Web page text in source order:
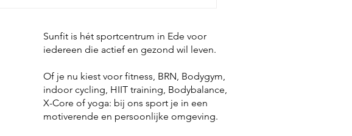
feestdagen
Sunfit is hét sportcentrum in Ede voor
iedereen die actief en gezond wil leven.
Of je nu kiest voor fitness, BRN, Bodygym,
indoor cycling, HIIT training, Bodybalance,
X-Core of yoga: bij ons sport je in een
motiverende en persoonlijke omgeving.